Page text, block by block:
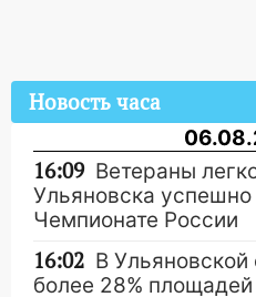
Новость часа
16:09 Ветераны
Ульяновска
Чемпионате России
16:02 В Ульяновской
более 28%